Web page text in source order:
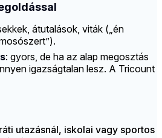
átutalások, viták („én
: gyors, de ha az alap megosztás
igazságtalan lesz. A Tricount
utazásnál, iskolai vagy sportos